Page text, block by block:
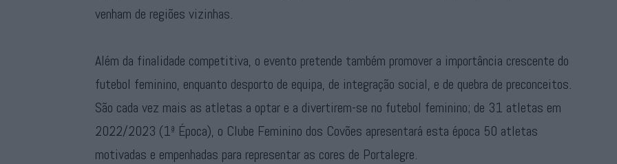
venham de regiões vizinhas.
Além da finalidade competitiva, o evento pretende também promover a importância crescente do
futebol feminino, enquanto desporto de equipa, de integração social, e de quebra de preconceitos.
São cada vez mais as atletas a optar e a divertirem-se no futebol feminino; de 31 atletas em
2022/2023 (1ª Época), o Clube Feminino dos Covões apresentará esta época 50 atletas
motivadas e empenhadas para representar as cores de Portalegre.